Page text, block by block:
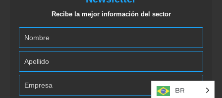
Recibe la mejor información del sector
BR